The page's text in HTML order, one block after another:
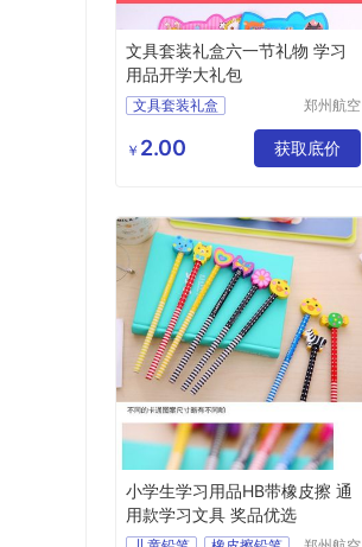
文具套装礼盒六一节礼物 学习
用品开学大礼包
文具套装礼盒
学习用品开学大礼包
郑州航空
鑫日用百
货店
￥ 2.00 获取底价
小学生学习用品HB带橡皮擦 通
用款学习文具 奖品优选